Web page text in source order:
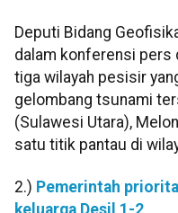
Deputi Bidang
dalam konferensi pers
tiga wilayah pesisir
gelombang tsunami
(Sulawesi Utara),
satu titik pantau di
2.) Pemerintah